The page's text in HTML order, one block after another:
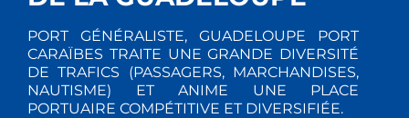
PORT GÉNÉRALISTE, GUADELOUPE PORT
CARAÏBES TRAITE UNE GRANDE DIVERSITÉ
DE TRAFICS (PASSAGERS, MARCHANDISES,
NAUTISME) ET ANIME UNE PLACE
PORTUAIRE COMPÉTITIVE ET DIVERSIFIÉE.